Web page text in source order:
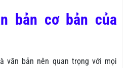
bản cơ bản của
văn bản nên quan trọng với mọi